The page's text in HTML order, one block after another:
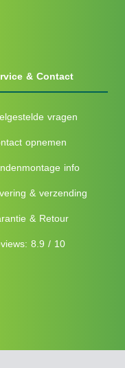
& Contact
vragen
opnemen
info
& verzending
& Retour
8.9 / 10